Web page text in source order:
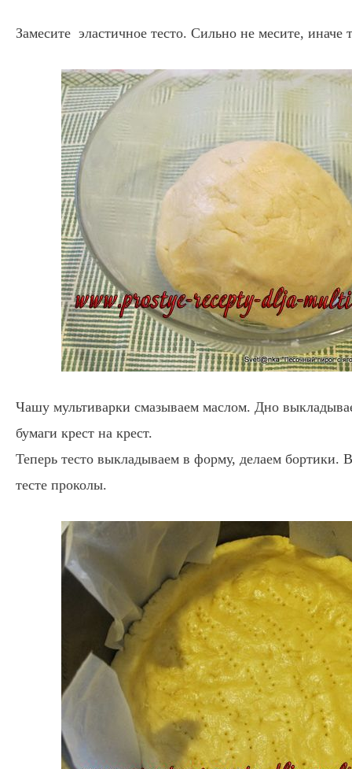
Замесите эластичное тесто. Сильно не месите, иначе
Чашу мультиварки смазываем маслом. Дно
бумаги крест на крест.
Теперь тесто выкладываем в форму, делаем бортики.
тесте проколы.